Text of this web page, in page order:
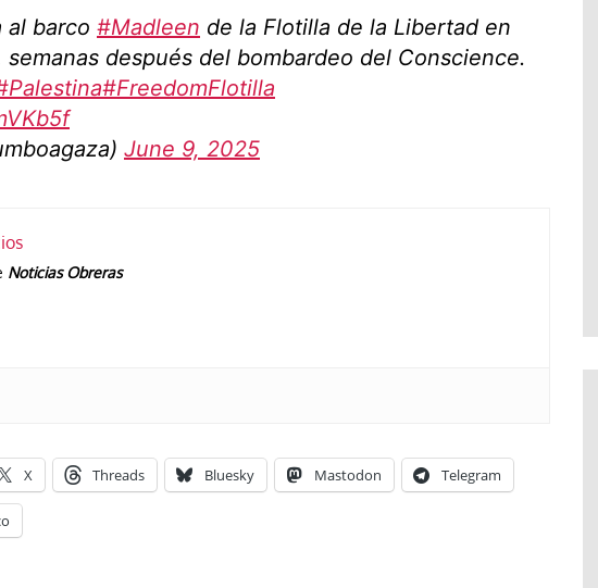
al barco #Madleen de la Flotilla de la Libertad en
después del bombardeo del Conscience.
#FreedomFlotilla
June 9, 2025
Noticias Obreras
X Threads Bluesky Mastodon Telegram